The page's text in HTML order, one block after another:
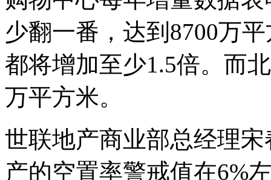
少翻一番，达到8700万
都将增加至少1.5倍。而
万平方米。
世联地产商业部总经理
产的空置率警戒值在6%